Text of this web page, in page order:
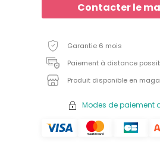
Contacter le
Garantie 6 mois
Paiement à distance
Produit disponible en
Modes de paiement